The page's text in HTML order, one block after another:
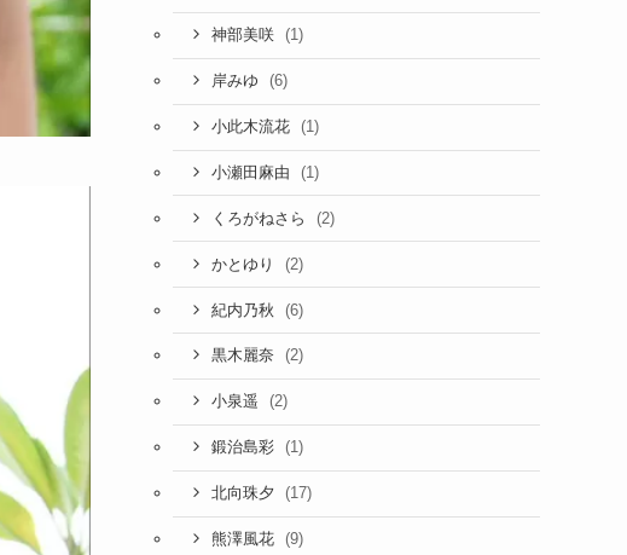
神部美咲 (1)
岸みゆ (6)
小此木流花 (1)
小瀬田麻由 (1)
くろがねさら (2)
かとゆり (2)
紀内乃秋 (6)
黒木麗奈 (2)
小泉遥 (2)
鍛治島彩 (1)
北向珠夕 (17)
熊澤風花 (9)